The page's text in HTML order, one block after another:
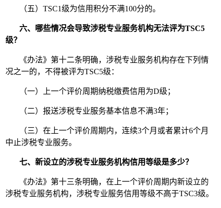
（五）TSC1级为信用积分不满100分的。
六、哪些情况会导致涉税专业服务机构无法评为TSC5
级？
《办法》第十二条明确，涉税专业服务机构存在下列情
况之一的，不得被评为TSC5级：
（一）上一个评价周期纳税缴费信用为D级；
（二）报送涉税专业服务基本信息不满3年；
（三）在上一个评价周期内，连续3个月或者累计6个月
中止涉税专业服务。
七、新设立的涉税专业服务机构信用等级是多少？
《办法》第十三条明确，在上一个评价周期内新设立的
涉税专业服务机构，涉税专业服务信用等级不高于TSC3级。